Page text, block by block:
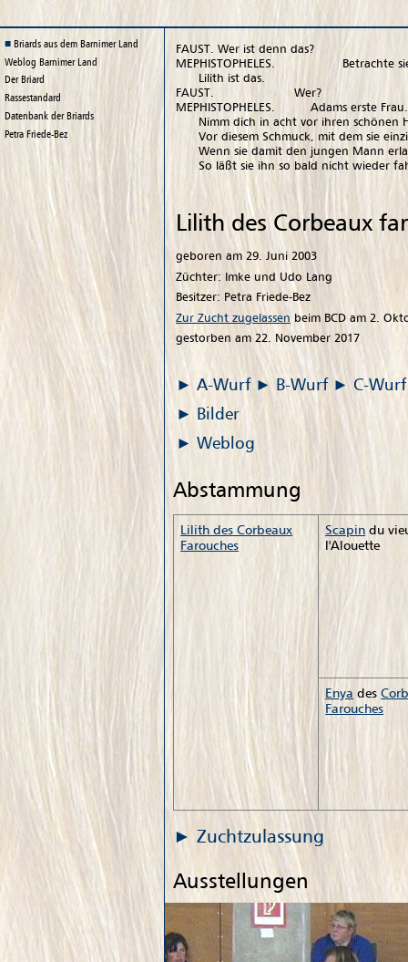
Briards aus dem Barnimer Land
Weblog Barnimer Land
Der Briard
Rassestandard
Datenbank der Briards
Petra Friede-Bez
FAUST. Wer ist denn das?
MEPHISTOPHELES. Betrachte
Lilith ist das.
FAUST. Wer?
MEPHISTOPHELES. Adams erste Frau.
Nimm dich in acht vor ihren schönen
Vor diesem Schmuck, mit dem sie
Wenn sie damit den jungen Mann
So läßt sie ihn so bald nicht wieder
Lilith des Corbeaux
geboren am 29. Juni 2003
Züchter: Imke und Udo Lang
Besitzer: Petra Friede-Bez
Zur Zucht zugelassen beim BCD am 2.
gestorben am 22. November 2017
A-Wurf B-Wurf
C-Wurf
Bilder
Weblog
Abstammung
Lilith des Corbeaux
Farouches
Scapin du
l'Alouette
Enya des
Farouches
Zuchtzulassung
Ausstellungen